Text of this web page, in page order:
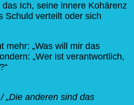
Ich, seine innere Kohärenz
Schuld verteilt oder sich
mehr: „Was will mir das
„Wer ist verantwortlich,
„Die anderen sind das